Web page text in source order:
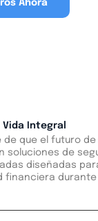
Ahora
Integral
de que el futuro
soluciones de
diseñadas
financiera durante